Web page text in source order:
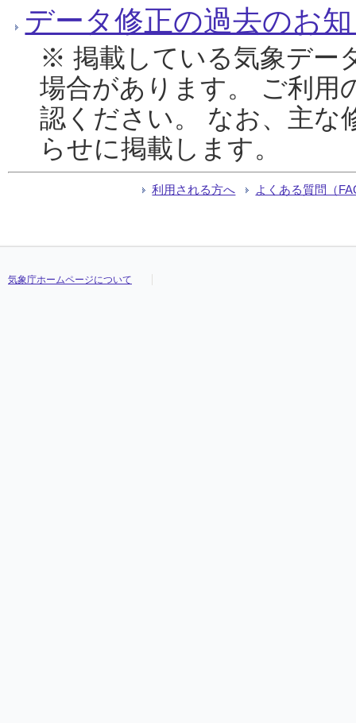
データ修正の過去のお
※ 掲載している気象デー
場合があります。 ご利用
認ください。 なお、主な
らせに掲載します。
利用される方へ よくある質問（
気象庁ホームページについて